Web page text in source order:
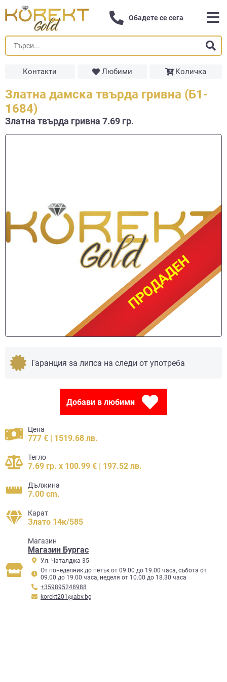
Обадете се сега
Контакти Любими Количка
Златна дамска твърда гривна (Б1-
1684)
Златна твърда гривнa 7.69 гр.
ПРОДАДЕН
ПРОДАДЕН
Гаранция за липса на следи от употреба
Добави в любими
Цена
777 € | 1519.68 лв.
Тегло
7.69 гр. x 100.99 € | 197.52 лв.
Дължина
7.00 cm.
Карат
Злато 14к/585
Mагазин
Магазин Бургас
Ул. Чаталджа 35
От понеделник до петък от 09.00 до 19.00 часа, събота от
09.00 до 19.00 часа, неделя от 10.00 до 18.30 часа
+359895248988
korekt201@abv.bg